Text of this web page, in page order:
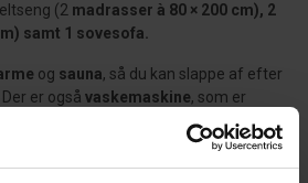
(2 madrasser à 80 × 200 cm), 2
samt 1 sovesofa.
og sauna, så du kan slappe af efter
er også vaskemaskine, som er
og til de mindste gæster findes et